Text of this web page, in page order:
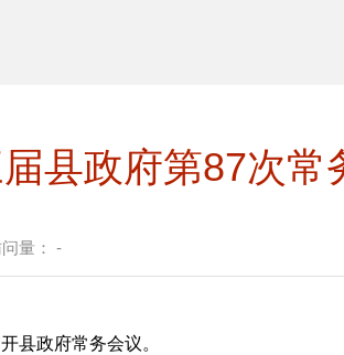
县政府第87次常
量： -
政府常务会议。